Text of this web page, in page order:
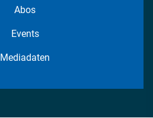
Abos
Events
Mediadaten